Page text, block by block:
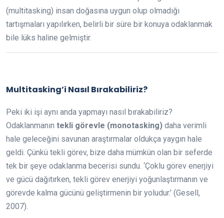
(multitasking) insan doğasına uygun olup olmadığı
tartışmaları yapılırken, belirli bir süre bir konuya odaklanmak
bile lüks haline gelmiştir.
Multitasking’i Nasıl Bırakabiliriz?
Peki iki işi aynı anda yapmayı nasıl bırakabiliriz?
Odaklanmanın tekli görevle (monotasking) daha verimli
hale geleceğini savunan araştırmalar oldukça yaygın hale
geldi. Çünkü tekli görev, bize daha mümkün olan bir seferde
tek bir şeye odaklanma becerisi sundu. ‘Çoklu görev enerjiyi
ve gücü dağıtırken, tekli görev enerjiyi yoğunlaştırmanın ve
görevde kalma gücünü geliştirmenin bir yoludur.’ (Gesell,
2007).